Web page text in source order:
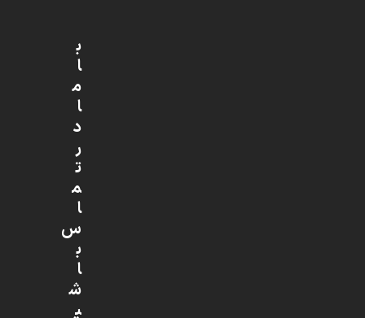
ب
ا
م
ا
د
ر
ت
م
ا
س
ب
ا
ش
ی